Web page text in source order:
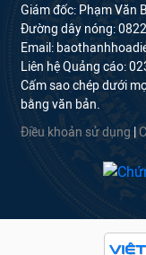
Giám đốc: Phạm Văn
Đường dây nóng:
Email:
Liên hệ Quảng cáo:
Cấm sao chép dưới
bằng văn bản.
Điều khoản sử dụng